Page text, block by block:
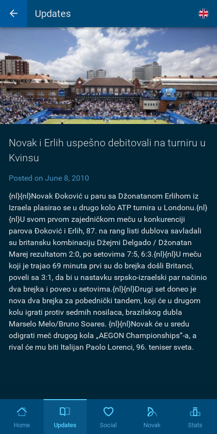
Updates
Novak i Erlih uspešno debitovali na turniru u
Kvinsu
Posted on June 8, 2010
{nl}{nl}Novak Đoković u paru sa Džonatanom Erlihom iz
Izraela plasirao se u drugo kolo ATP turnira u Londonu.{nl}
{nl}U svom prvom zajedničkom meču u konkurenciji
parova Đoković i Erlih, 87. na rang listi dublova savladali
su britansku kombinaciju Džejmi Delgado / Džonatan
Marej rezultatom 2:0, po setovima 7:5, 6:3.{nl}{nl}U meču
koji je trajao 69 minuta prvi su do brejka došli Britanci,
poveli sa 3:1, da bi u nastavku srpsko-izraelski par načinio
dva brejka i poveo u setovima.{nl}{nl}Drugi set doneo je
nova dva brejka za pobednički tandem, koji će u drugom
kolu igrati protiv sedmih nosilaca, brazilskog dubla
Marselo Melo/Bruno Soares. {nl}{nl}Novak će u sredu
odigrati meč drugog kola „AEGON Championships“-a, a
rival će mu biti Italijan Paolo Lorenci, 96. teniser sveta.
Home Updates Social Novak Stats